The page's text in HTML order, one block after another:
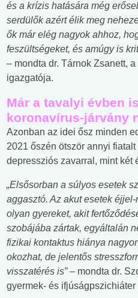
és a krízis hatására még
serdülők azért élik meg
ők már elég nagyok ahhoz,
feszültségeket, és amúgy is
– mondta dr. Tárnok Zsanett,
igazgatója.
Már a tavalyi évben
koronavírus-járvány
Azonban az idei ősz minden
2021 őszén ötször annyi
depressziós zavarral, mint két
„Elsősorban a súlyos esetek
aggasztó. Az akut esetek
olyan gyereket, akit
szobájába zártak, egyáltalán
fizikai kontaktus hiánya
okozhat, de jelentős
visszatérés is” – mondta dr.
gyermek- és ifjúságpszichiáter